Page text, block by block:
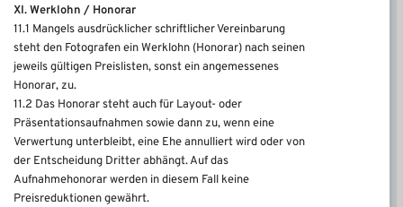
XI. Werklohn / Honorar
11.1 Mangels ausdrücklicher schriftlicher Vereinbarung
steht den Fotografen ein Werklohn (Honorar) nach seinen
jeweils gültigen Preislisten, sonst ein angemessenes
Honorar, zu.
11.2 Das Honorar steht auch für Layout- oder
Präsentationsaufnahmen sowie dann zu, wenn eine
Verwertung unterbleibt, eine Ehe annulliert wird oder von
der Entscheidung Dritter abhängt. Auf das
Aufnahmehonorar werden in diesem Fall keine
Preisreduktionen gewährt.